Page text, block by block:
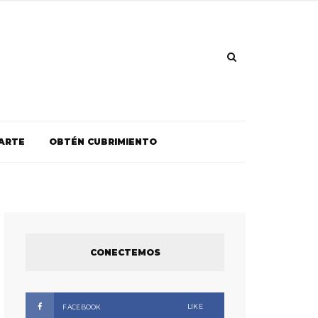
OBTÉN CUBRIMIENTO
CONECTEMOS
FACEBOOK LIKE